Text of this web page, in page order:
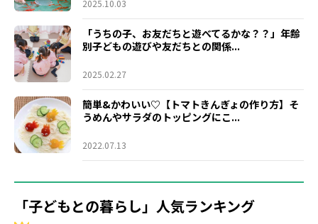
2025.10.03
「うちの子、お友だちと遊べてるかな？？」年齢
別子どもの遊びや友だちとの関係...
2025.02.27
簡単&かわいい♡【トマトきんぎょの作り方】そ
うめんやサラダのトッピングにこ...
2022.07.13
「子どもとの暮らし」人気ランキング